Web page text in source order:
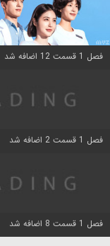
فصل 1 قسمت 12 اضافه شد
فصل 1 قسمت 2 اضافه شد
فصل 1 قسمت 8 اضافه شد